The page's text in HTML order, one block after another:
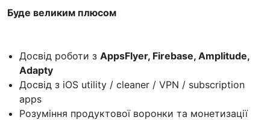
Буде великим плюсом
Досвід роботи з AppsFlyer, Firebase, Amplitude,
Adapty
Досвід з iOS utility / cleaner / VPN / subscription
apps
Розуміння продуктової воронки та монетизації